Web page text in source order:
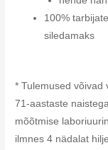
100%
siledamaks
* Tulemused võivad
71-aastaste
mõõtmise
ilmnes 4 nädalat